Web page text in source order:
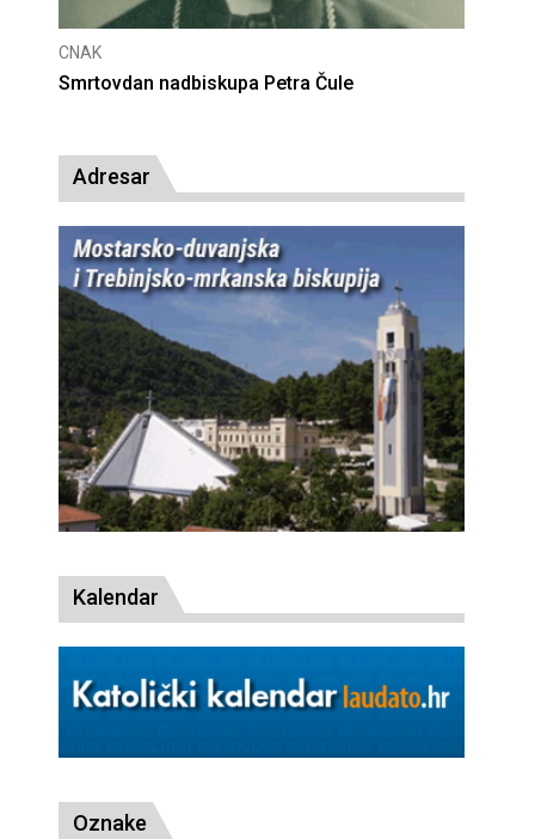
CNAK
Deseta obljetnica poništenja komunističke
Adresar
Kalendar
Oznake